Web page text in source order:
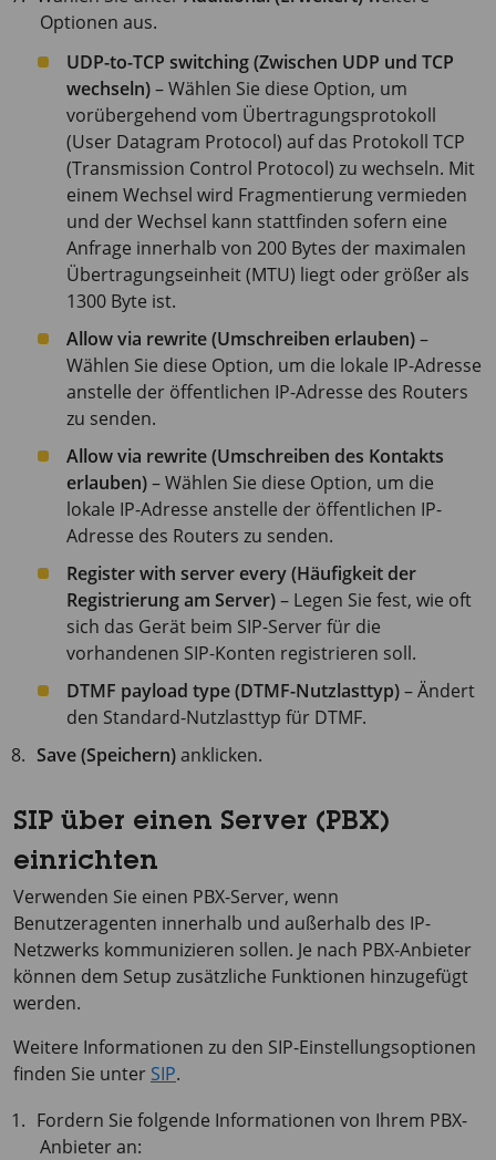
Optionen aus.
UDP-to-TCP switching (Zwischen UDP und TCP
wechseln)– Wählen Sie diese Option, um
vorübergehend vom Übertragungsprotokoll
(User Datagram Protocol) auf das Protokoll TCP
(Transmission Control Protocol) zu wechseln. Mit
einem Wechsel wird Fragmentierung vermieden
und der Wechsel kann stattfinden sofern eine
Anfrage innerhalb von 200 Bytes der maximalen
Übertragungseinheit (MTU) liegt oder größer als
1300 Byte ist.
Allow via rewrite (Umschreiben erlauben)–
Wählen Sie diese Option, um die lokale IP-Adresse
anstelle der öffentlichen IP-Adresse des Routers
zu senden.
Allow via rewrite (Umschreiben des Kontakts
erlauben)– Wählen Sie diese Option, um die
lokale IP-Adresse anstelle der öffentlichen IP-
Adresse des Routers zu senden.
Register with server every (Häufigkeit der
Registrierung am Server)– Legen Sie fest, wie oft
sich das Gerät beim SIP-Server für die
vorhandenen SIP-Konten registrieren soll.
DTMF payload type (DTMF-Nutzlasttyp)– Ändert
den Standard-Nutzlasttyp für DTMF.
Save (Speichern)anklicken.
SIP über einen Server (PBX)
einrichten
Verwenden Sie einen PBX-Server, wenn
Benutzeragenten innerhalb und außerhalb des IP-
Netzwerks kommunizieren sollen. Je nach PBX-Anbieter
können dem Setup zusätzliche Funktionen hinzugefügt
werden.
Weitere Informationen zu den SIP-Einstellungsoptionen
finden Sie unter SIP.
Fordern Sie folgende Informationen von Ihrem PBX-
Anbieter an: